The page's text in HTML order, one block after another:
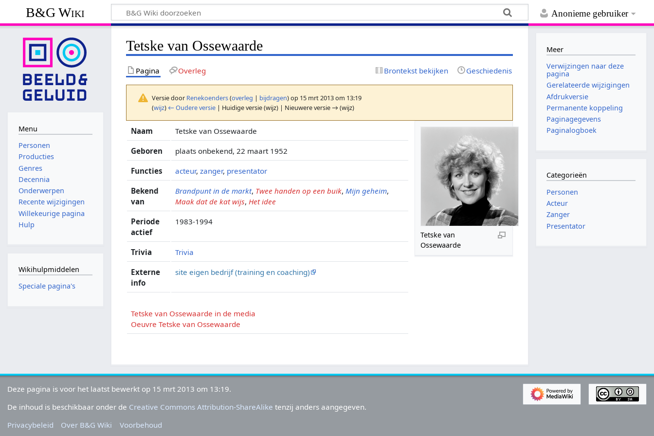
Anonieme gebruiker
B&G Wiki
Tetske van Ossewaarde
Pagina Overleg Brontekst bekijken Geschiedenis
Versie door Renekoenders(overleg | bijdragen)op 15 mrt 2013 om 13:19
(wijz) ← Oudere versie | Huidige versie (wijz) | Nieuwere versie → (wijz)
Tetske van
Ossewaarde
Naam Tetske van Ossewaarde
Geboren plaats onbekend, 22 maart 1952
Functies acteur,zanger, presentator
Bekend
van
Brandpunt in de markt, Twee handen op een buik, Mijn geheim,
Maak dat de kat wijs, Het idee
Periode
actief
1983-1994
Trivia Trivia
Externe
info
site eigen bedrijf (training en coaching)
Tetske van Ossewaarde in de media
Oeuvre Tetske van Ossewaarde
Menu
Personen
Producties
Genres
Decennia
Onderwerpen
Recente wijzigingen
Willekeurige pagina
Hulp
Wikihulpmiddelen
Speciale pagina's
Meer
Verwijzingen naar deze
pagina
Gerelateerde wijzigingen
Afdrukversie
Permanente koppeling
Paginagegevens
Paginalogboek
Categorieën
Personen
Acteur
Zanger
Presentator
Deze pagina is voor het laatst bewerkt op 15 mrt 2013 om 13:19.
De inhoud is beschikbaar onder de Creative Commons Attribution-ShareAlike tenzij anders aangegeven.
Privacybeleid
Over B&G Wiki Voorbehoud